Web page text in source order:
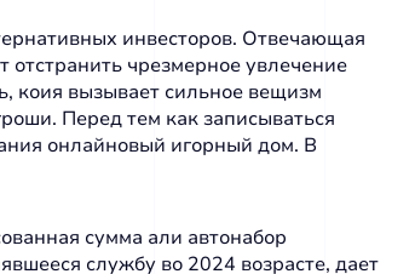
инвесторов. Отвечающая
чрезмерное увлечение
коия вызывает сильное вещизм
Перед тем как записываться
онлайновый игорный дом. В
сумма али автонабор
службу во 2024 возрасте, дает